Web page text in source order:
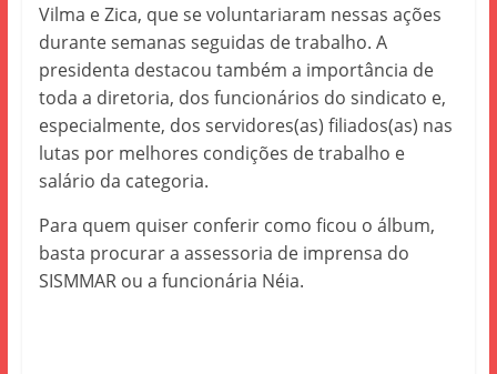
Vilma e Zica, que se voluntariaram nessas ações
durante semanas seguidas de trabalho. A
presidenta destacou também a importância de
toda a diretoria, dos funcionários do sindicato e,
especialmente, dos servidores(as) filiados(as) nas
lutas por melhores condições de trabalho e
salário da categoria.
Para quem quiser conferir como ficou o álbum,
basta procurar a assessoria de imprensa do
SISMMAR ou a funcionária Néia.